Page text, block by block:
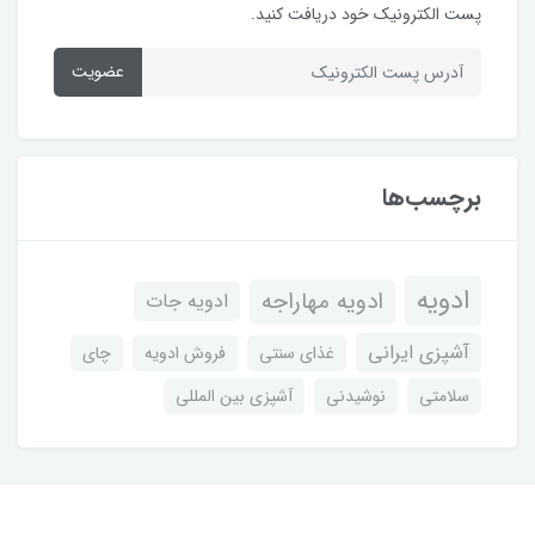
پست الکترونیک خود دریافت کنید.
عضویت
برچسب‌ها
ادویه ادویه مهاراجه
ادویه جات
آشپزی ایرانی
غذای سنتی فروش ادویه
چای
سلامتی
نوشیدنی آشپزی بین المللی